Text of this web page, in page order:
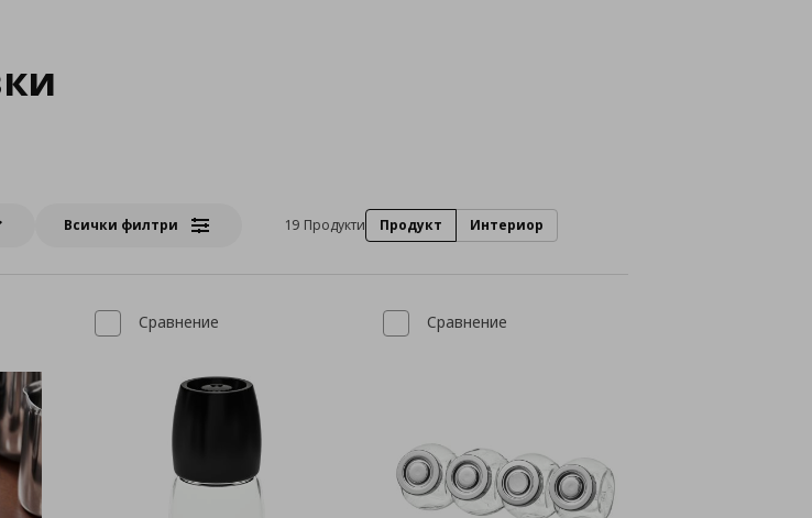
Всички филтри 19 Продукти Продукт Интериор
Сравнение Сравнение